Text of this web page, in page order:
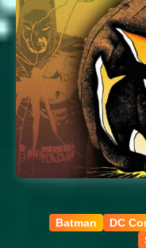
Batman DC